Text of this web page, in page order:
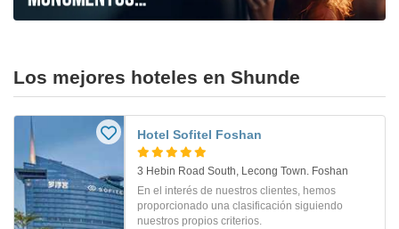
Los mejores hoteles en Shunde
Hotel Sofitel Foshan
3 Hebin Road South, Lecong Town. Foshan
En el interés de nuestros clientes, hemos
proporcionado una clasificación siguiendo
nuestros propios criterios.